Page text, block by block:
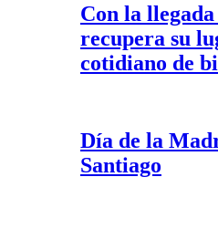
Con la
recupera su
cotidiano de
Día de la
Santiago